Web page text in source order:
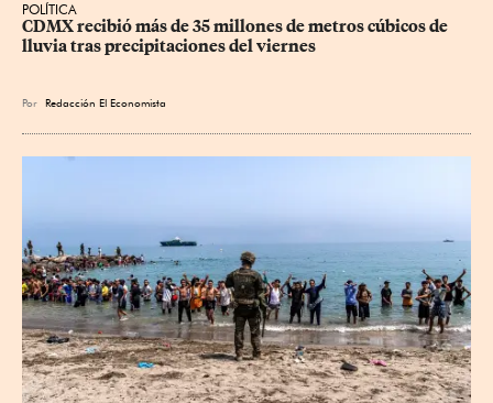
POLÍTICA
CDMX recibió más de 35 millones de metros cúbicos de
lluvia tras precipitaciones del viernes
Por Redacción El Economista